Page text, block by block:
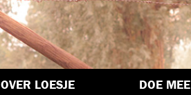
OVER LOESJE DOE MEE